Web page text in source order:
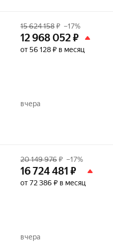
15 624 158₽ –17%
12 968 052₽
от 56 128 ₽ в месяц
вчера
20 149 976₽ –17%
16 724 481 ₽
от 72 386 ₽ в месяц
вчера